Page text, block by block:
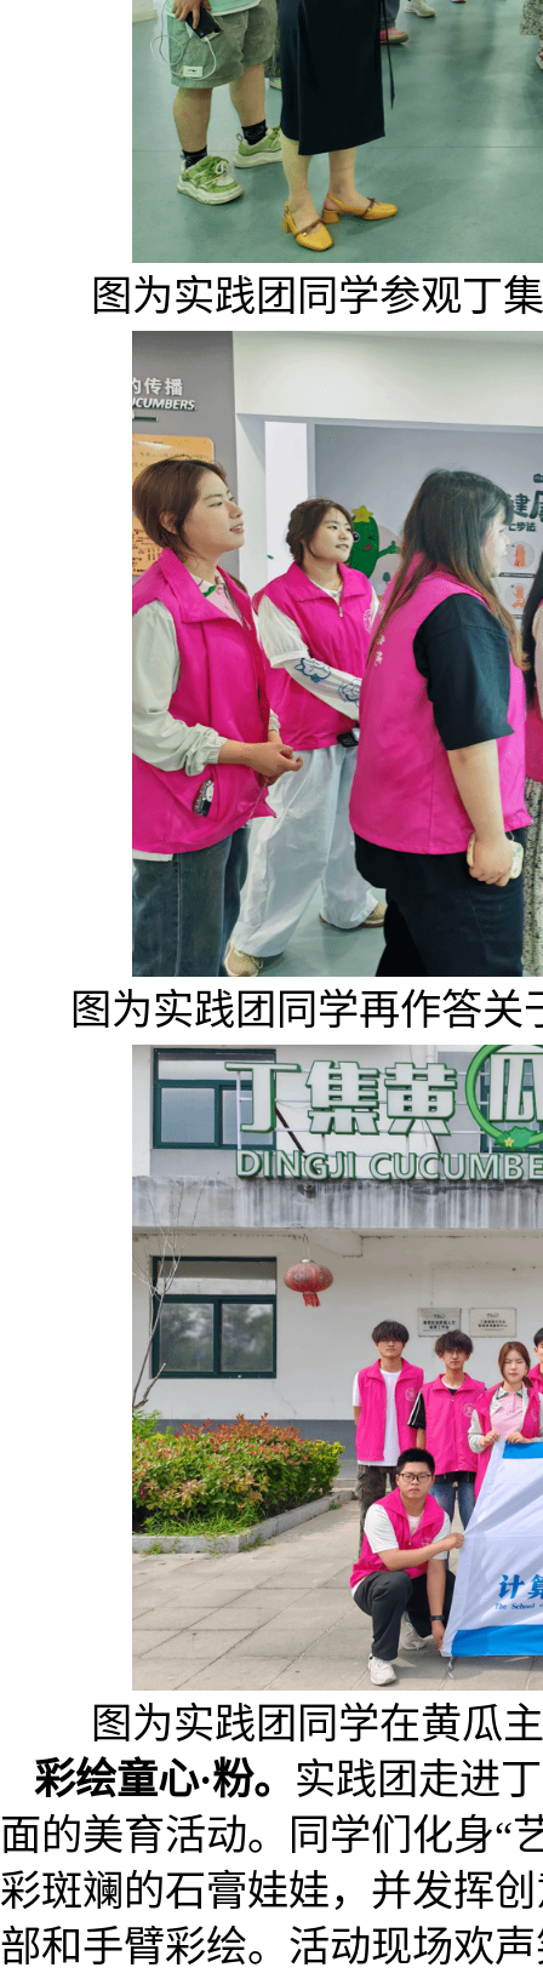
图为实践团同学参观丁
图为实践团同学再作答
图为实践团同学在黄瓜
彩绘童心·粉。 实践团走进
面的美育活动。同学们化身“
彩斑斓的石膏娃娃，并发挥
部和手臂彩绘。活动现场欢